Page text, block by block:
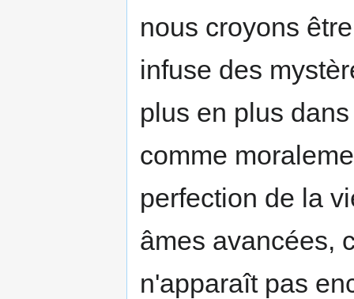
nous croyons
infuse des
plus en plus
comme
perfection de la
âmes avancées,
n'apparaît pas